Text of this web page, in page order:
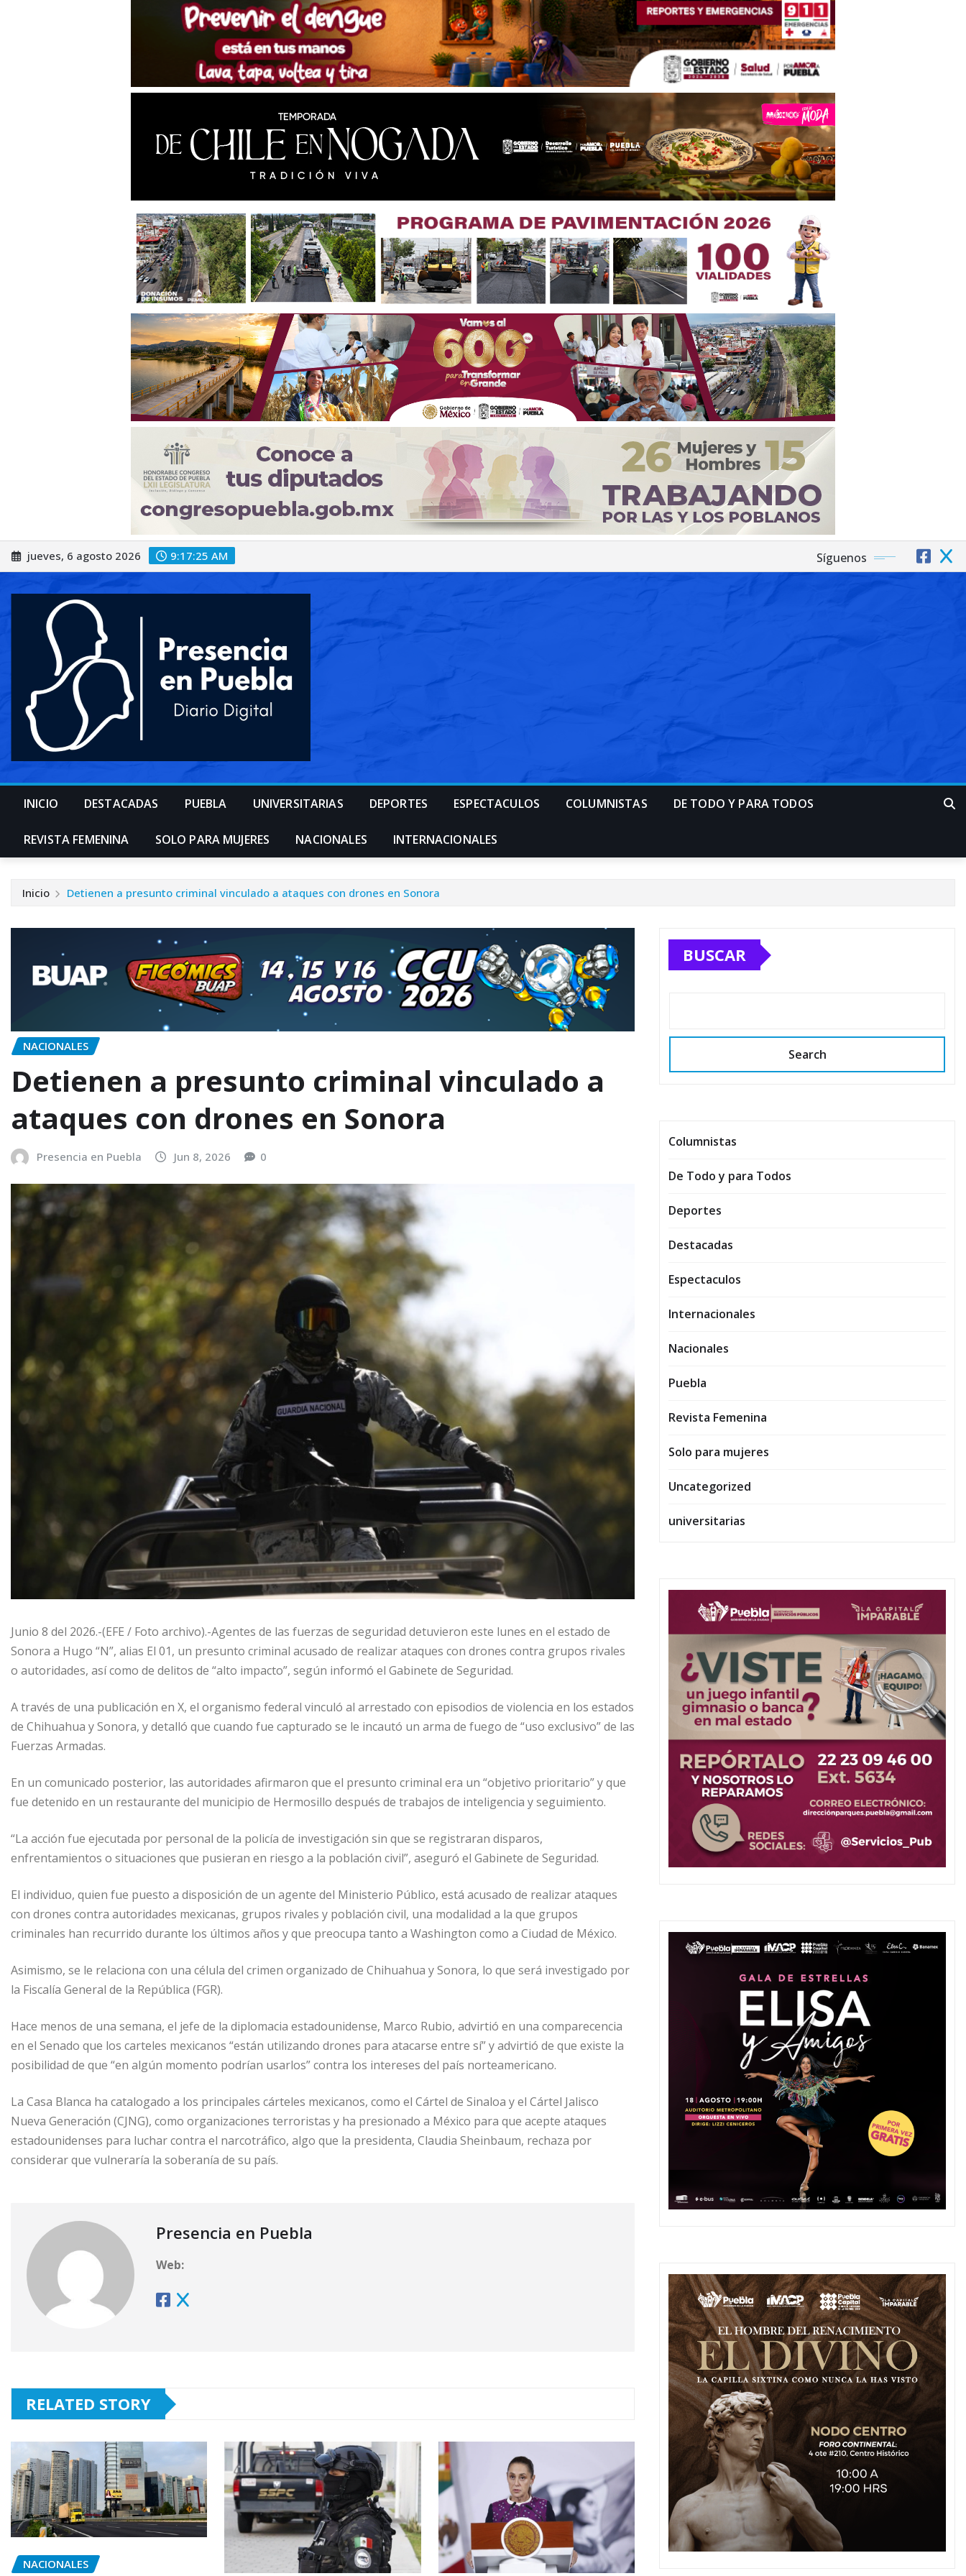
Saltar
al
jueves, 6 agosto 2026 9:17:28 AM Síguenos
INICIO DESTACADAS PUEBLA UNIVERSITARIAS DEPORTES ESPECTACULOS COLUMNISTAS DE TODO Y PARA TODOS
REVISTA FEMENINA SOLO PARA MUJERES NACIONALES INTERNACIONALES
Inicio Detienen a presunto criminal vinculado a ataques con drones en Sonora
NACIONALES
Detienen a presunto criminal vinculado a
ataques con drones en Sonora
Presencia en Puebla Jun 8, 2026 0
Junio 8 del 2026.-(EFE / Foto archivo).-Agentes de las fuerzas de seguridad detuvieron este lunes en el estado de
Sonora a Hugo “N”, alias El 01, un presunto criminal acusado de realizar ataques con drones contra grupos rivales
o autoridades, así como de delitos de “alto impacto”, según informó el Gabinete de Seguridad.
A través de una publicación en X, el organismo federal vinculó al arrestado con episodios de violencia en los estados
de Chihuahua y Sonora, y detalló que cuando fue capturado se le incautó un arma de fuego de “uso exclusivo” de las
Fuerzas Armadas.
En un comunicado posterior, las autoridades afirmaron que el presunto criminal era un “objetivo prioritario” y que
fue detenido en un restaurante del municipio de Hermosillo después de trabajos de inteligencia y seguimiento.
“La acción fue ejecutada por personal de la policía de investigación sin que se registraran disparos,
enfrentamientos o situaciones que pusieran en riesgo a la población civil”, aseguró el Gabinete de Seguridad.
El individuo, quien fue puesto a disposición de un agente del Ministerio Público, está acusado de realizar ataques
con drones contra autoridades mexicanas, grupos rivales y población civil, una modalidad a la que grupos
criminales han recurrido durante los últimos años y que preocupa tanto a Washington como a Ciudad de México.
Asimismo, se le relaciona con una célula del crimen organizado de Chihuahua y Sonora, lo que será investigado por
la Fiscalía General de la República (FGR).
Hace menos de una semana, el jefe de la diplomacia estadounidense, Marco Rubio, advirtió en una comparecencia
en el Senado que los carteles mexicanos “están utilizando drones para atacarse entre sí” y advirtió de que existe la
posibilidad de que “en algún momento podrían usarlos” contra los intereses del país norteamericano.
La Casa Blanca ha catalogado a los principales cárteles mexicanos, como el Cártel de Sinaloa y el Cártel Jalisco
Nueva Generación (CJNG), como organizaciones terroristas y ha presionado a México para que acepte ataques
estadounidenses para luchar contra el narcotráfico, algo que la presidenta, Claudia Sheinbaum, rechaza por
considerar que vulneraría la soberanía de su país.
Presencia en Puebla
Web:
RELATED STORY
NACIONALES
BUSCAR
Search
Columnistas
De Todo y para Todos
Deportes
Destacadas
Espectaculos
Internacionales
Nacionales
Puebla
Revista Femenina
Solo para mujeres
Uncategorized
universitarias